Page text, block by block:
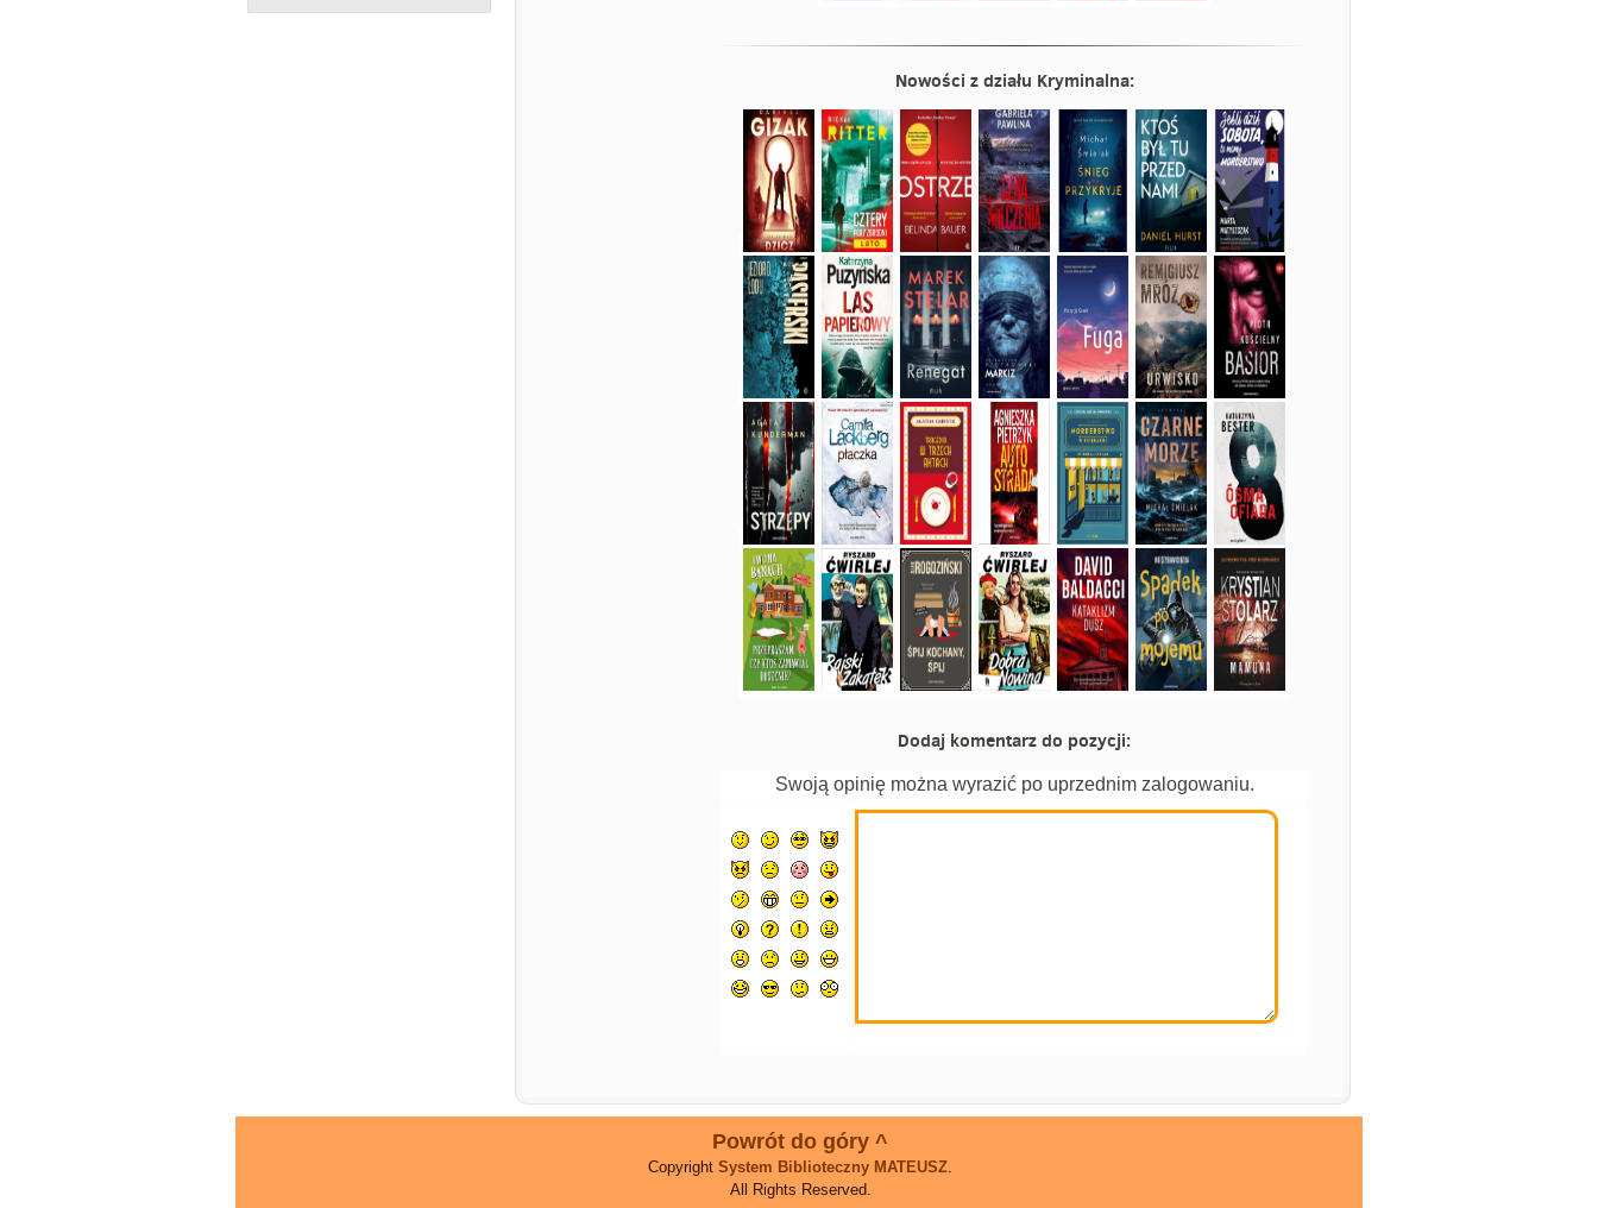
Nowości z działu Kryminalna:
Dodaj komentarz do pozycji:
Swoją opinię można wyrazić po uprzednim zalogowaniu.
Powrót do góry ^
Copyright System Biblioteczny MATEUSZ.
All Rights Reserved.